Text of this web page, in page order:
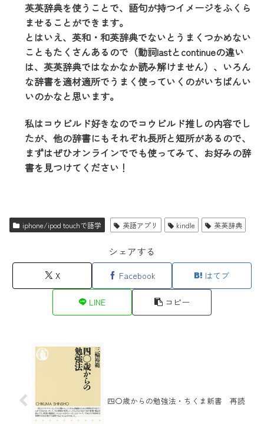
英英辞典を使うことで、語句が持つイメージをふくら
ませることができます。
とはいえ、英和・和英辞典でないとうまくつかめない
こともたくさんあるので（動詞lastとcontinueの違い
は、英英辞典ではなかなか読み解けません）、いろん
な辞書を適材適所でうまく使っていくのがいちばんい
いのかなと思います。
私はコウビルド好きなのでコウビルド推しの内容でし
たが、他の辞書にもそれぞれ長所と短所があるので、
まずはぜひオンラインででも使ってみて、お好みの辞
書を見つけてください！
iphone/ipod touchで語学 英語アプリ kindle 英英辞典
シェアする
X Facebook はてブ
LINE コピー
四〇歳からの勉強法・ちくま新書 再読